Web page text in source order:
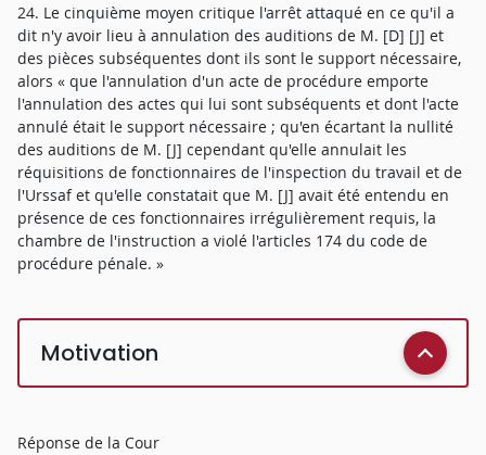
24. Le cinquième moyen critique l'arrêt attaqué en ce qu'il a
dit n'y avoir lieu à annulation des auditions de M. [D] [J] et
des pièces subséquentes dont ils sont le support nécessaire,
alors « que l'annulation d'un acte de procédure emporte
l'annulation des actes qui lui sont subséquents et dont l'acte
annulé était le support nécessaire ; qu'en écartant la nullité
des auditions de M. [J] cependant qu'elle annulait les
réquisitions de fonctionnaires de l'inspection du travail et de
l'Urssaf et qu'elle constatait que M. [J] avait été entendu en
présence de ces fonctionnaires irrégulièrement requis, la
chambre de l'instruction a violé l'articles 174 du code de
procédure pénale. »
Motivation
Réponse de la Cour